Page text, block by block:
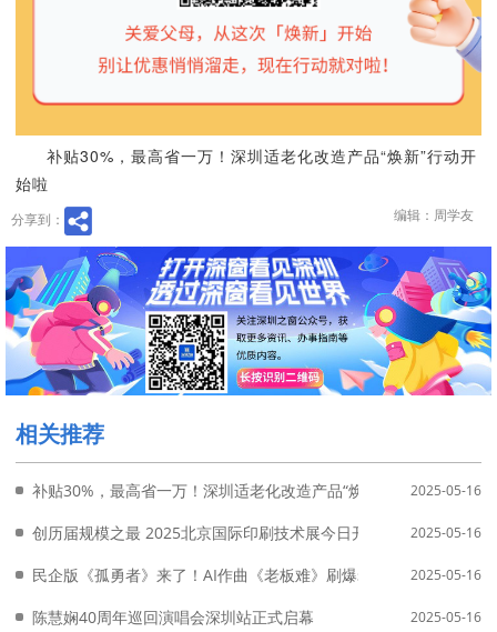
补贴30%，最高省一万！深圳适老化改造产品“焕新”行动开
始啦
分享到： 编辑：周学友
相关推荐
补贴30%，最高省一万！深圳适老化改造产品“焕新”行动开始啦
2025-05-16
创历届规模之最 2025北京国际印刷技术展今日开幕 2025-05-16
民企版《孤勇者》来了！AI作曲《老板难》刷爆老板朋友圈2025-05-16
陈慧娴40周年巡回演唱会深圳站正式启幕 2025-05-16